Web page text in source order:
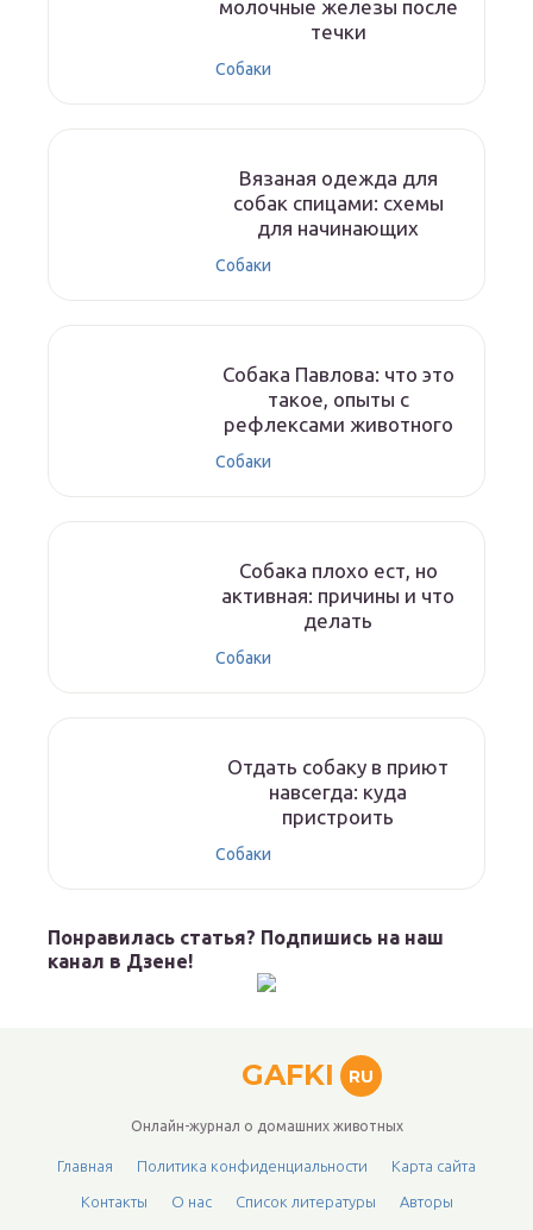
молочные железы после
течки
Собаки
Вязаная одежда для
собак спицами: схемы
для начинающих
Собаки
Собака Павлова: что это
такое, опыты с
рефлексами животного
Собаки
Собака плохо ест, но
активная: причины и что
делать
Собаки
Отдать собаку в приют
навсегда: куда
пристроить
Собаки
Понравилась статья? Подпишись на наш
канал в Дзене!
GAFKI RU
Онлайн-журнал о домашних животных
Главная Политика конфиденциальности Карта сайта
Контакты О нас Список литературы Авторы